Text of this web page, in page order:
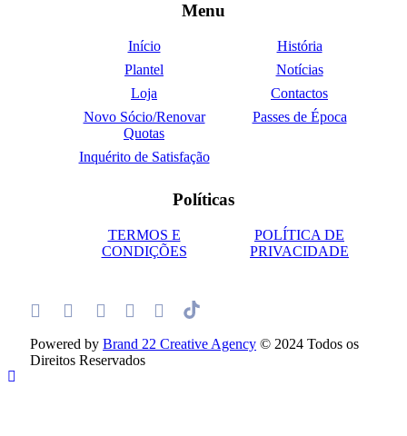
Menu
Início
História
Plantel
Notícias
Loja
Contactos
Novo Sócio/Renovar
Quotas
Passes de Época
Inquérito de Satisfação
Políticas
TERMOS E
CONDIÇÕES
POLÍTICA DE
PRIVACIDADE
Powered by Brand 22 Creative Agency © 2024 Todos os
Direitos Reservados